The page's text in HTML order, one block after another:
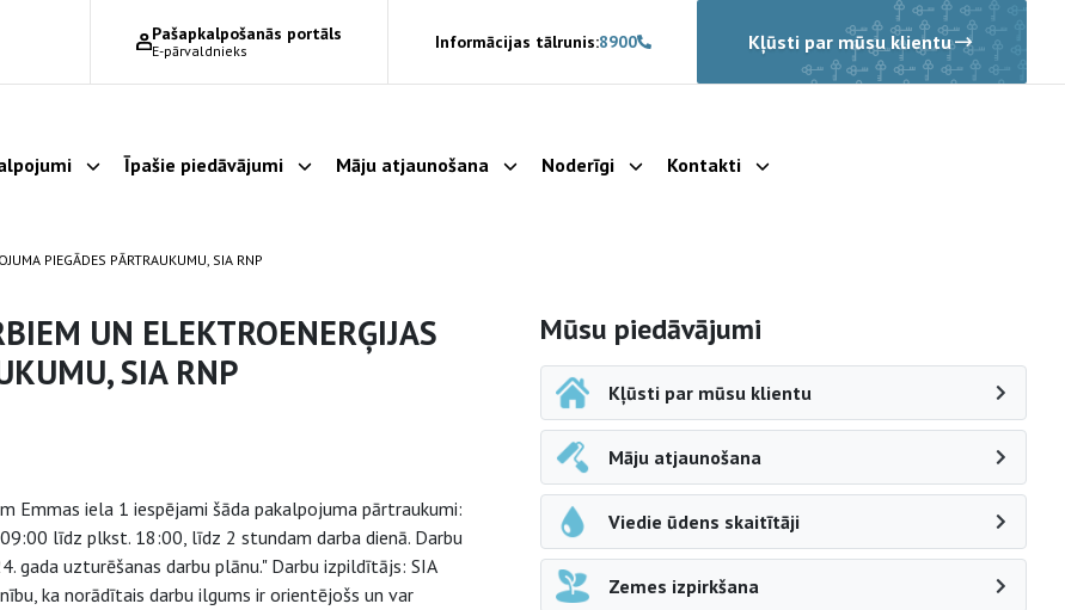
Pašapkalpošanās portāls
E-pārvaldnieks Informācijas tālrunis:8900 Kļūsti par mūsu klientu
Parādīt apakšizvēlni
Īpašie piedāvājumi Parādīt apakšizvēlni
Māju atjaunošana Parādīt apakšizvēlni
Noderīgi Parādīt apakšizvēlni
Kontakti Parādīt apakšizvēlni
PIEGĀDES PĀRTRAUKUMU, SIA RNP
UN ELEKTROENERĢIJAS
SIA RNP
Emmas iela 1 iespējami šāda pakalpojuma pārtraukumi:
līdz plkst. 18:00, līdz 2 stundam darba dienā. Darbu
gada uzturēšanas darbu plānu." Darbu izpildītājs: SIA
ka norādītais darbu ilgums ir orientējošs un var
Sāna navigācija
Mūsu piedāvājumi
Kļūsti par mūsu klientu
Māju atjaunošana
Viedie ūdens skaitītāji
Zemes izpirkšana